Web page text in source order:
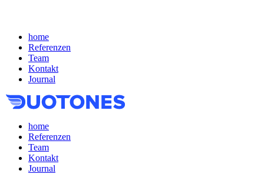
home
Referenzen
Team
Kontakt
Journal
home
Referenzen
Team
Kontakt
Journal